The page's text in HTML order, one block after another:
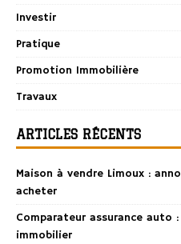
Investir
Pratique
Promotion Immobilière
Travaux
ARTICLES RÉCENTS
Maison à vendre Limoux :
acheter
Comparateur assurance
immobilier